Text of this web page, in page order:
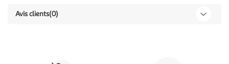
Avis clients(0)